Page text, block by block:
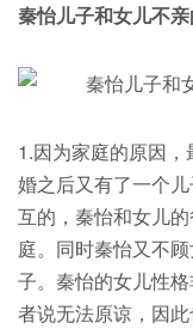
秦怡儿子和女儿不
1.因为家庭的原因
婚之后又有了一个
互的，秦怡和女儿
庭。同时秦怡又不
子。秦怡的女儿性
者说无法原谅，因此